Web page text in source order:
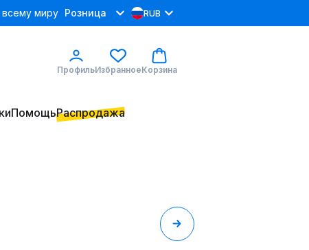
миру Розница RUB
ПрофильИзбранноеКорзина
ПомощьРаспродажа